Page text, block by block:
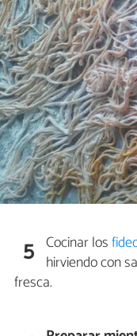
5 Cocinar los
hirviendo con
fresca.